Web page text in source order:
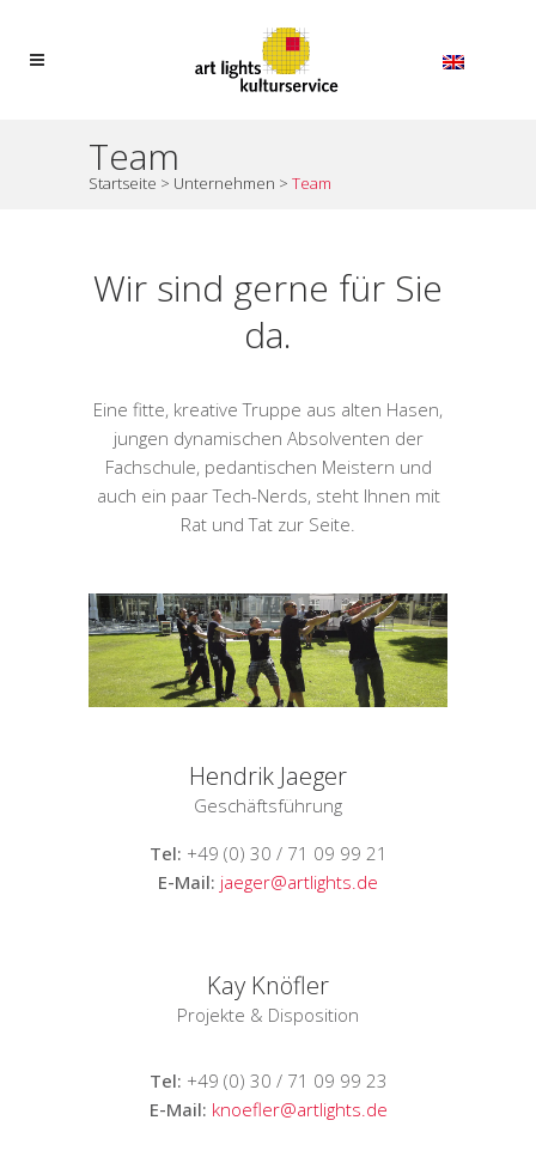
Team
Startseite > Unternehmen > Team
Wir sind gerne für Sie
da.
Eine fitte, kreative Truppe aus alten Hasen,
jungen dynamischen Absolventen der
Fachschule, pedantischen Meistern und
auch ein paar Tech-Nerds, steht Ihnen mit
Rat und Tat zur Seite.
Hendrik Jaeger
Geschäftsführung
Tel: +49 (0) 30 / 71 09 99 21
E-Mail: jaeger@artlights.de
Kay Knöfler
Projekte & Disposition
Tel: +49 (0) 30 / 71 09 99 23
E-Mail: knoefler@artlights.de